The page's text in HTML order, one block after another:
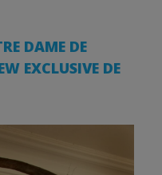
DAME DE
EXCLUSIVE DE